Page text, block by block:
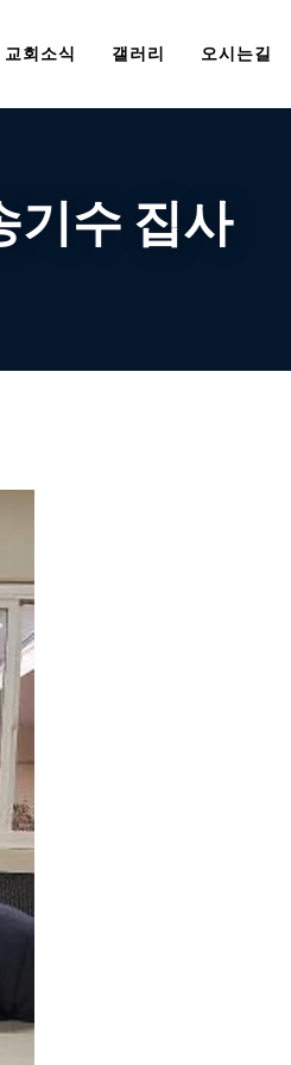
교회소식 갤러리 오시는길
기수 집사